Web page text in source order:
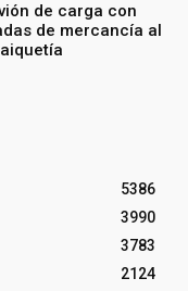
de carga con
de mercancía al
5386
3990
3783
2124